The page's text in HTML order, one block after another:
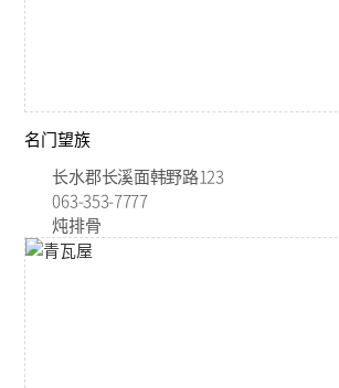
名门望族
长水郡长溪面韩野路123
063-353-7777
炖排骨